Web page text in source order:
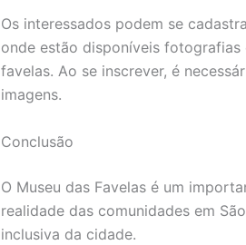
Os interessados podem se
onde estão disponíveis
favelas. Ao se inscrever, é
imagens.
Conclusão
O Museu das Favelas é um
realidade das comunidades em
inclusiva da cidade.